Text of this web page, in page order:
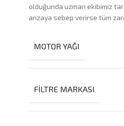
olduğunda uzman ekibimiz
arızaya sebep verirse tüm
MOTOR YAĞI
FILTRE MARKASI